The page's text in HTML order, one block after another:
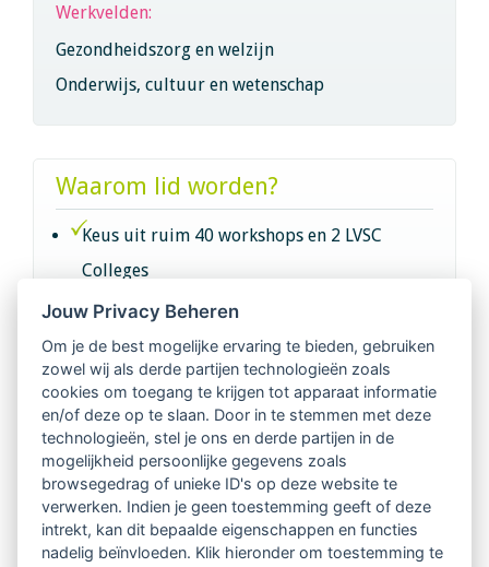
Werkvelden:
Gezondheidszorg en welzijn
Onderwijs, cultuur en wetenschap
Waarom lid worden?
Keus uit ruim 40 workshops en 2 LVSC
Colleges
Intervisie met geregistreerde vakgenoten
Netwerk van 2100 professionals in 14
regio's
Vindbaar voor opdrachtgevers
Tijdschrift voor
Begeleidingskunde & kennisbank
Jouw Privacy Beheren
Om je de best mogelijke ervaring te bieden, gebruiken
zowel wij als derde partijen technologieën zoals
cookies om toegang te krijgen tot apparaat informatie
en/of deze op te slaan. Door in te stemmen met deze
technologieën, stel je ons en derde partijen in de
mogelijkheid persoonlijke gegevens zoals
browsegedrag of unieke ID's op deze website te
verwerken. Indien je geen toestemming geeft of deze
intrekt, kan dit bepaalde eigenschappen en functies
nadelig beïnvloeden. Klik hieronder om toestemming te